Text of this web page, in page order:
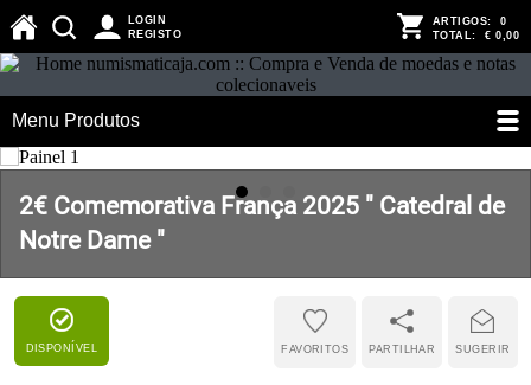
LOGIN
REGISTO
ARTIGOS: 0
TOTAL: € 0,00
Menu Produtos
2€ Comemorativa França 2025 " Catedral de
Notre Dame "
DISPONÍVEL SUGERIR
PARTILHAR
FAVORITOS